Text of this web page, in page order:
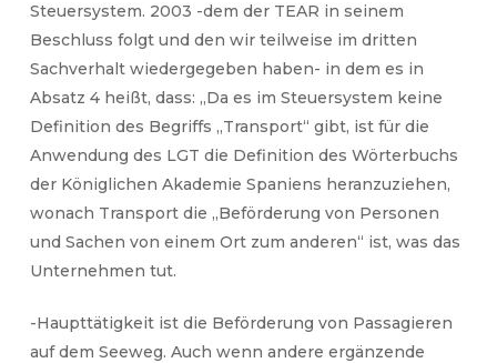
Steuersystem. 2003 -dem der TEAR in seinem
Beschluss folgt und den wir teilweise im dritten
Sachverhalt wiedergegeben haben- in dem es in
Absatz 4 heißt, dass: „Da es im Steuersystem keine
Definition des Begriffs „Transport“ gibt, ist für die
Anwendung des LGT die Definition des Wörterbuchs
der Königlichen Akademie Spaniens heranzuziehen,
wonach Transport die „Beförderung von Personen
und Sachen von einem Ort zum anderen“ ist, was das
Unternehmen tut.
-Haupttätigkeit ist die Beförderung von Passagieren
auf dem Seeweg. Auch wenn andere ergänzende